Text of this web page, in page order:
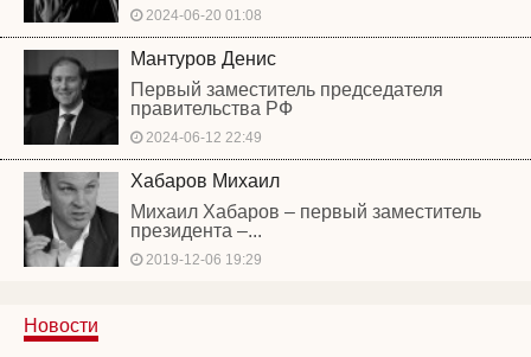
2024-06-20 01:08
Мантуров Денис
Первый заместитель председателя
правительства РФ
2024-06-12 22:49
Хабаров Михаил
Михаил Хабаров – первый заместитель
президента –...
2019-12-06 19:29
Новости